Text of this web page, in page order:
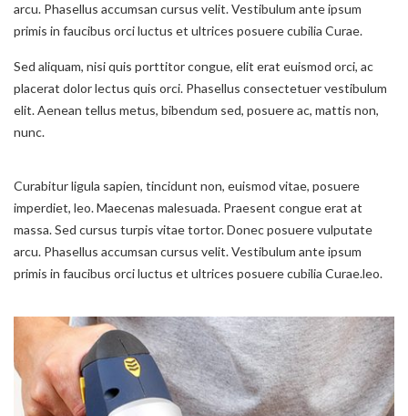
arcu. Phasellus accumsan cursus velit. Vestibulum ante ipsum
primis in faucibus orci luctus et ultrices posuere cubilia Curae.
Sed aliquam, nisi quis porttitor congue, elit erat euismod orci, ac
placerat dolor lectus quis orci. Phasellus consectetuer vestibulum
elit. Aenean tellus metus, bibendum sed, posuere ac, mattis non,
nunc.
Curabitur ligula sapien, tincidunt non, euismod vitae, posuere
imperdiet, leo. Maecenas malesuada. Praesent congue erat at
massa. Sed cursus turpis vitae tortor. Donec posuere vulputate
arcu. Phasellus accumsan cursus velit. Vestibulum ante ipsum
primis in faucibus orci luctus et ultrices posuere cubilia Curae.leo.